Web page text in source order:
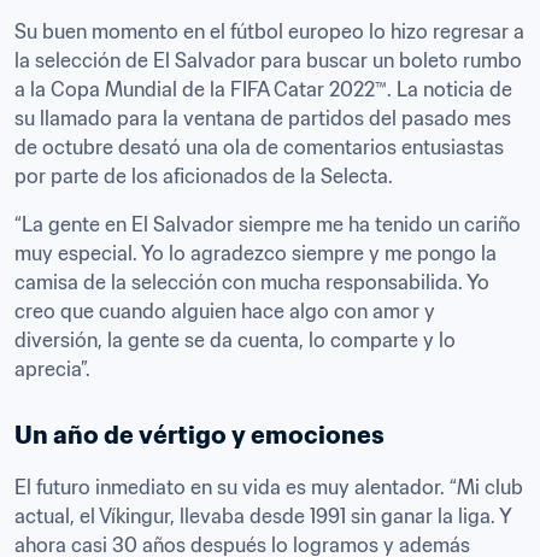
Su buen momento en el fútbol europeo lo hizo regresar a
la selección de El Salvador para buscar un boleto rumbo
a la Copa Mundial de la FIFA Catar 2022™. La noticia de
su llamado para la ventana de partidos del pasado mes
de octubre desató una ola de comentarios entusiastas
por parte de los aficionados de la Selecta.
“La gente en El Salvador siempre me ha tenido un cariño
muy especial. Yo lo agradezco siempre y me pongo la
camisa de la selección con mucha responsabilida. Yo
creo que cuando alguien hace algo con amor y
diversión, la gente se da cuenta, lo comparte y lo
aprecia”.
Un año de vértigo y emociones
El futuro inmediato en su vida es muy alentador. “Mi club
actual, el Víkingur, llevaba desde 1991 sin ganar la liga. Y
ahora casi 30 años después lo logramos y además